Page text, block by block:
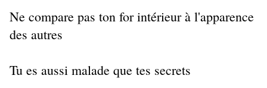
Ne compare pas ton for intérieur à l'apparence
des autres
Tu es aussi malade que tes secrets